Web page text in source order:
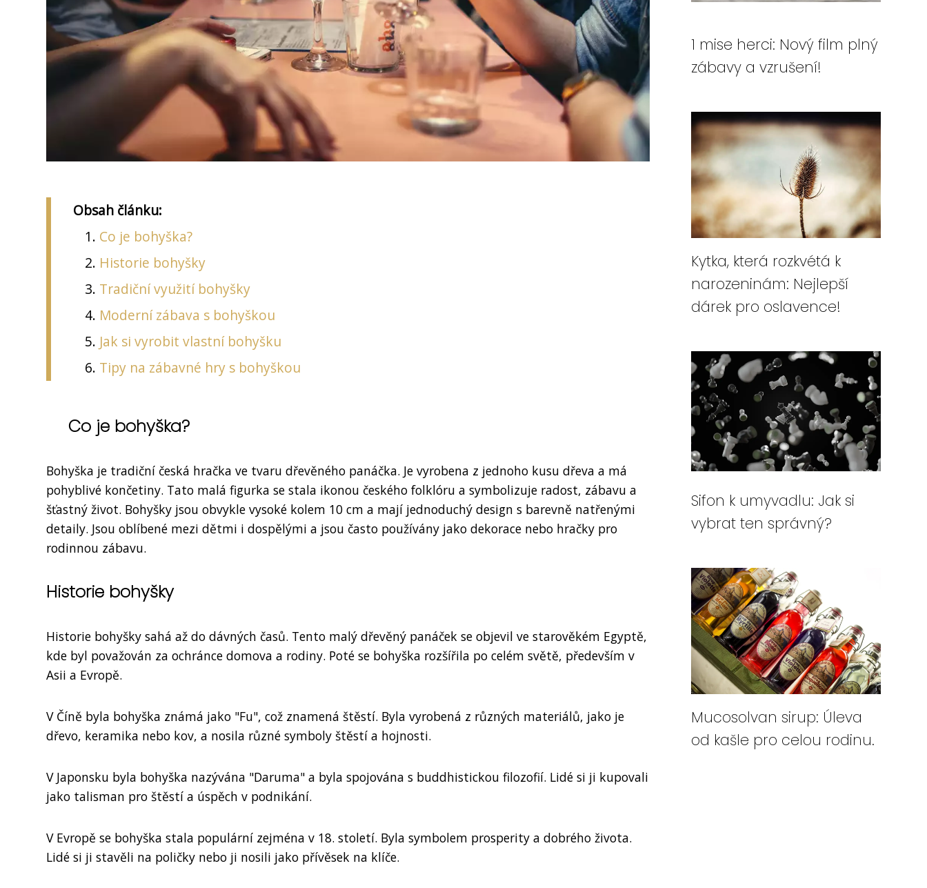
Obsah článku:
Co je bohyška?
Historie bohyšky
Tradiční využití bohyšky
Moderní zábava s bohyškou
Jak si vyrobit vlastní bohyšku
Tipy na zábavné hry s bohyškou
Co je bohyška?
Bohyška je tradiční česká hračka ve tvaru dřevěného panáčka. Je vyrobena z jednoho kusu dřeva a má
pohyblivé končetiny. Tato malá figurka se stala ikonou českého folklóru a symbolizuje radost, zábavu a
šťastný život. Bohyšky jsou obvykle vysoké kolem 10 cm a mají jednoduchý design s barevně natřenými
detaily. Jsou oblíbené mezi dětmi i dospělými a jsou často používány jako dekorace nebo hračky pro
rodinnou zábavu.
Historie bohyšky
Historie bohyšky sahá až do dávných časů. Tento malý dřevěný panáček se objevil ve starověkém Egyptě,
kde byl považován za ochránce domova a rodiny. Poté se bohyška rozšířila po celém světě, především v
Asii a Evropě.
V Číně byla bohyška známá jako "Fu", což znamená štěstí. Byla vyrobená z různých materiálů, jako je
dřevo, keramika nebo kov, a nosila různé symboly štěstí a hojnosti.
V Japonsku byla bohyška nazývána "Daruma" a byla spojována s buddhistickou filozofií. Lidé si ji kupovali
jako talisman pro štěstí a úspěch v podnikání.
V Evropě se bohyška stala populární zejména v 18. století. Byla symbolem prosperity a dobrého života.
Lidé si ji stavěli na poličky nebo ji nosili jako přívěsek na klíče.
1 mise herci: Nový film plný
zábavy a vzrušení!
Kytka, která rozkvétá k
narozeninám: Nejlepší
dárek pro oslavence!
Sifon k umyvadlu: Jak si
vybrat ten správný?
Mucosolvan sirup: Úleva
od kašle pro celou rodinu.